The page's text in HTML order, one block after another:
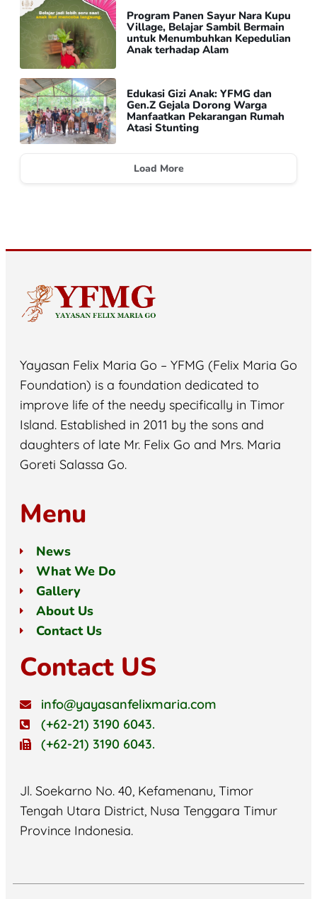
Program Panen Sayur Nara Kupu
Village, Belajar Sambil Bermain
untuk Menumbuhkan Kepedulian
Anak terhadap Alam
Edukasi Gizi Anak: YFMG dan
Gen.Z Gejala Dorong Warga
Manfaatkan Pekarangan Rumah
Atasi Stunting
Load More
Yayasan Felix Maria Go – YFMG (Felix Maria Go
Foundation) is a foundation dedicated to
improve life of the needy specifically in Timor
Island. Established in 2011 by the sons and
daughters of late Mr. Felix Go and Mrs. Maria
Goreti Salassa Go.
Menu
News
What We Do
Gallery
About Us
Contact Us
Contact US
info@yayasanfelixmaria.com
(+62-21) 3190 6043.
(+62-21) 3190 6043.
Jl. Soekarno No. 40, Kefamenanu, Timor
Tengah Utara District, Nusa Tenggara Timur
Province Indonesia.